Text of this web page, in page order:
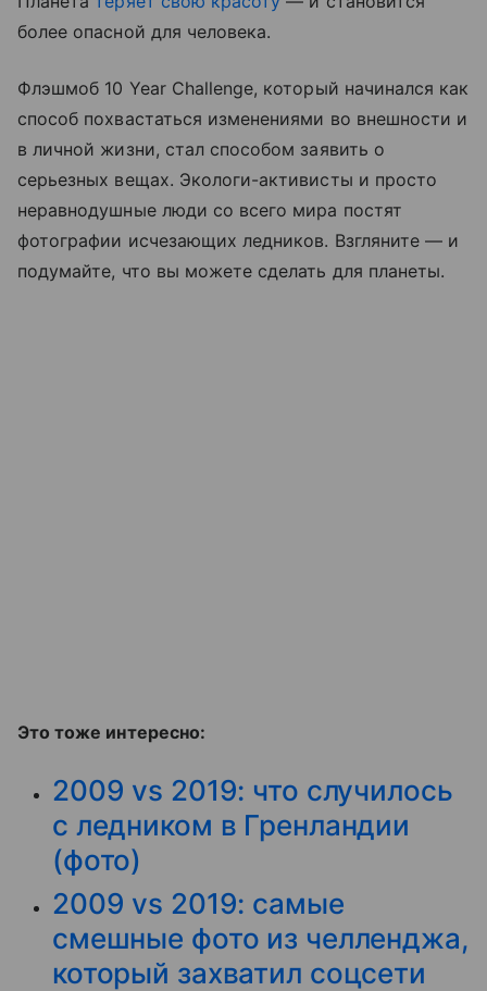
более опасной для человека.
Флэшмоб 10 Year Challenge, который начинался как
способ похвастаться изменениями во внешности и
в личной жизни, стал способом заявить о
серьезных вещах. Экологи-активисты и просто
неравнодушные люди со всего мира постят
фотографии исчезающих ледников. Взгляните — и
подумайте, что вы можете сделать для планеты.
Это тоже интересно:
2009 vs 2019: что случилось
с ледником в Гренландии
(фото)
2009 vs 2019: самые
смешные фото из челленджа,
который захватил соцсети